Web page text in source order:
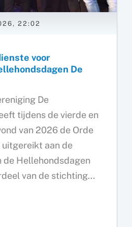
22:02
voor
De
De
tijdens de vierde en
van 2026 de Orde
aan de
de Hellehondsdagen
van de stichting...